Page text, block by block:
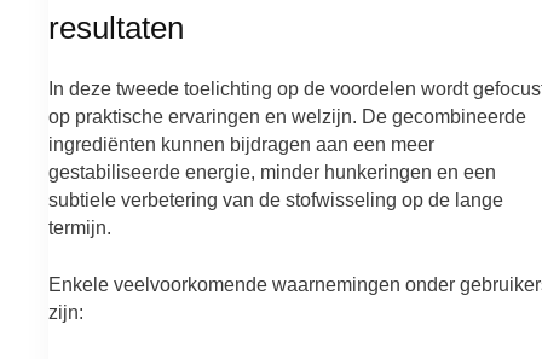
resultaten
In deze tweede toelichting op de voordelen wordt
op praktische ervaringen en welzijn. De gecombineerde
ingrediënten kunnen bijdragen aan een meer
gestabiliseerde energie, minder hunkeringen en een
subtiele verbetering van de stofwisseling op de lange
termijn.
Enkele veelvoorkomende waarnemingen onder
zijn: